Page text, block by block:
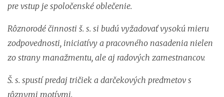
pre vstup je spoločenské oblečenie.
Rôznorodé činnosti š. s. si budú vyžadovať vysokú mieru
zodpovednosti, iniciatívy a pracovného nasadenia nielen
zo strany manažmentu, ale aj radových zamestnancov.
Š. s. spustí predaj tričiek a darčekových predmetov s
rôznymi motívmi.